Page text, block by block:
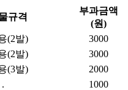
규격
부과금액
(원)
(2발)
3000
(2발)
3000
(3발)
2000
.
1000